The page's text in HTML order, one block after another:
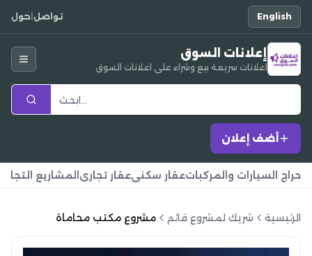
تواصل حول English
إعلانات السوق
اعلانات سريعة بيع وشراء على اعلانات السوق
أضف إعلان
حراج السيارات والمركباتعقار سكنيعقار تجاري المشاريع
الرئيسية شريك لمشروع قائم مشروع مكتب محاماة